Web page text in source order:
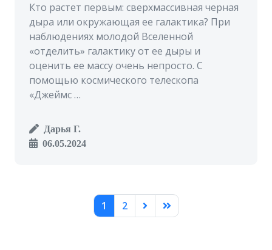
Кто растет первым: сверхмассивная черная
дыра или окружающая ее галактика? При
наблюдениях молодой Вселенной
«отделить» галактику от ее дыры и
оценить ее массу очень непросто. С
помощью космического телескопа
«Джеймс …
Дарья Г.
06.05.2024
1 2